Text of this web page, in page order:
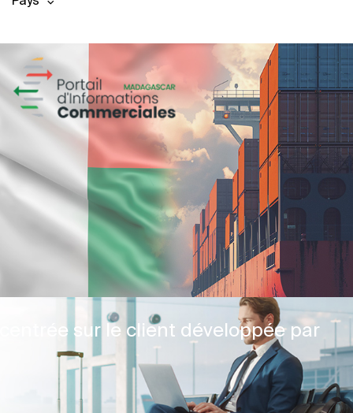
sur le client développée par